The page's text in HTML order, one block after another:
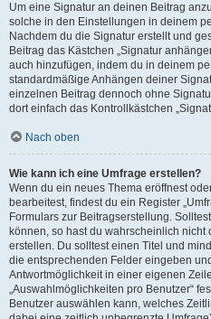
Um eine Signatur an deinen Beitrag
solche in den Einstellungen in deinem
Nachdem du die Signatur erstellt und
Beitrag das Kästchen „Signatur
auch hinzufügen, indem du in deinem
standardmäßige Anhängen deiner
einzelnen Beitrag dennoch ohne
dort einfach das Kontrollkästchen
Nach oben
Wie kann ich eine Umfrage erstellen?
Wenn du ein neues Thema eröffnest
bearbeitest, findest du ein Register
Formulars zur Beitragserstellung.
können, so hast du wahrscheinlich
erstellen. Du solltest einen Titel und
die entsprechenden Felder eingeben
Antwortmöglichkeit in einer eigenen
„Auswahlmöglichkeiten pro Benutzer“
Benutzer auswählen kann, welches